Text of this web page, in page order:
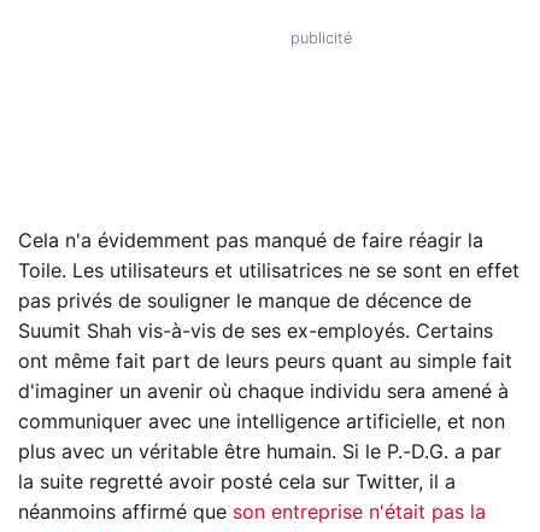
Cela n'a évidemment pas manqué de faire réagir la
Toile. Les utilisateurs et utilisatrices ne se sont en effet
pas privés de souligner le manque de décence de
Suumit Shah vis-à-vis de ses ex-employés. Certains
ont même fait part de leurs peurs quant au simple fait
d'imaginer un avenir où chaque individu sera amené à
communiquer avec une intelligence artificielle, et non
plus avec un véritable être humain. Si le P.-D.G. a par
la suite regretté avoir posté cela sur Twitter, il a
néanmoins affirmé que son entreprise n'était pas la